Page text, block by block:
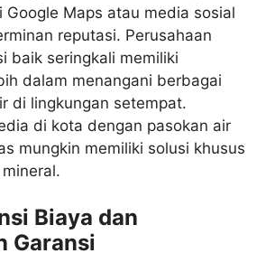
Google Maps atau media sosial
reputasi. Perusahaan
baik seringkali memiliki
dalam menangani berbagai
di lingkungan setempat.
di kota dengan pasokan air
mungkin memiliki solusi khusus
Biaya dan
Garansi